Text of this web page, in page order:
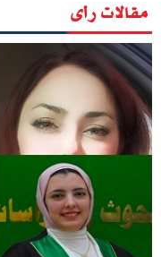
مقالات رأى